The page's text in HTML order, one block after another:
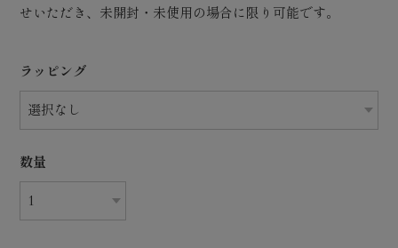
せいただき、未開封・未使用の場合に限り可能です。
ラッピング
数量